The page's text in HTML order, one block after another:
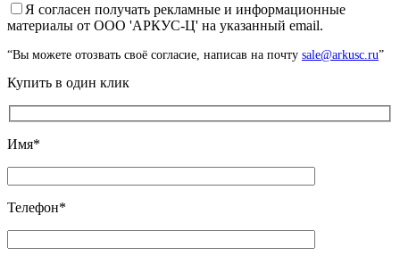
Я согласен получать рекламные и информационные
материалы от ООО 'АРКУС-Ц' на указанный email.
“Вы можете отозвать своё согласие, написав на почту sale@arkusc.ru”
Купить в один клик
Имя*
Телефон*